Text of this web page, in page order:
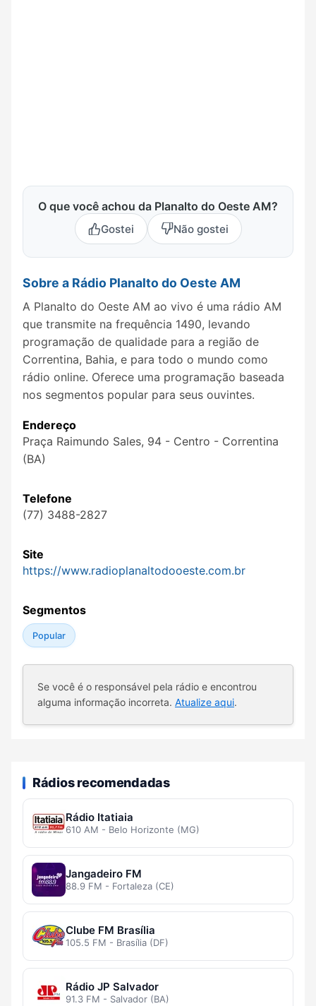
O que você achou da Planalto do Oeste AM?
Gostei Não gostei
Sobre a Rádio Planalto do Oeste AM
A Planalto do Oeste AM ao vivo é uma rádio AM
que transmite na frequência 1490, levando
programação de qualidade para a região de
Correntina, Bahia, e para todo o mundo como
rádio online. Oferece uma programação baseada
nos segmentos popular para seus ouvintes.
Endereço
Praça Raimundo Sales, 94 - Centro - Correntina
(BA)
Telefone
(77) 3488-2827
Site
https://www.radioplanaltodooeste.com.br
Segmentos
Popular
Se você é o responsável pela rádio e encontrou
alguma informação incorreta. Atualize aqui.
Rádios recomendadas
Rádio Itatiaia
610 AM - Belo Horizonte (MG)
Jangadeiro FM
88.9 FM - Fortaleza (CE)
Clube FM Brasília
105.5 FM - Brasília (DF)
Rádio JP Salvador
91.3 FM - Salvador (BA)